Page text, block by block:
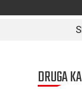
DRUGA